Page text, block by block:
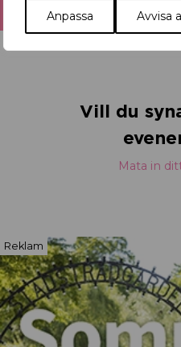
Anpassa Avvisa
Vill du
Mata in
Reklam